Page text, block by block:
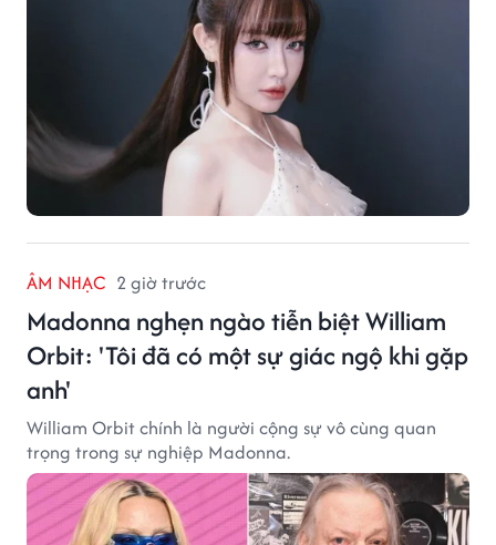
ÂM NHẠC 2 giờ trước
Madonna nghẹn ngào tiễn biệt William
Orbit: 'Tôi đã có một sự giác ngộ khi gặp
anh'
William Orbit chính là người cộng sự vô cùng quan
trọng trong sự nghiệp Madonna.